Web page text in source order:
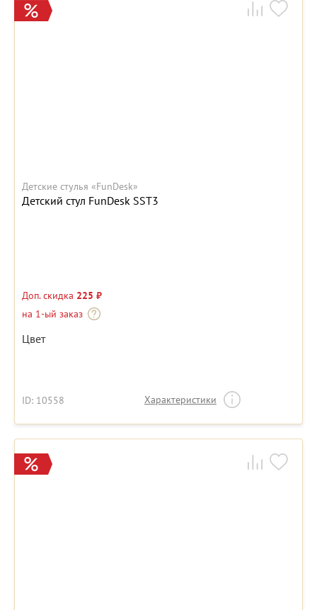
Детские стулья «FunDesk»
Детский стул FunDesk SST3
Доп. скидка 225 ₽
на 1-ый заказ
Цвет
ID: 10558 Характеристики